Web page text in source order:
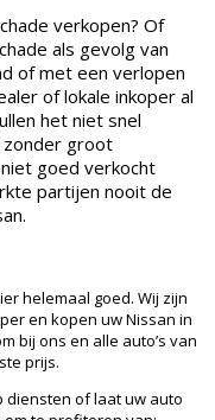
verkopen? Of
als gevolg van
of met een verlopen
of lokale inkoper al
het niet snel
zonder groot
goed verkocht
partijen nooit de
helemaal goed. Wij zijn
en kopen uw Nissan in
bij ons en alle auto’s van
prijs.
diensten of laat uw auto